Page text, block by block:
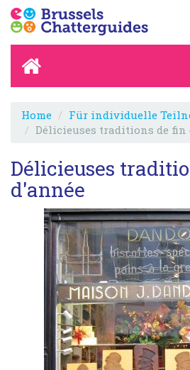
Home
Für individuelle
Délicieuses traditions de fin
Délicieuses
d'année